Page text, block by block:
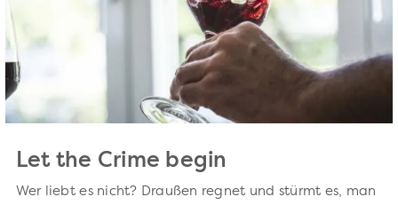
Let the Crime begin
Wer liebt es nicht? Draußen regnet und stürmt es, man